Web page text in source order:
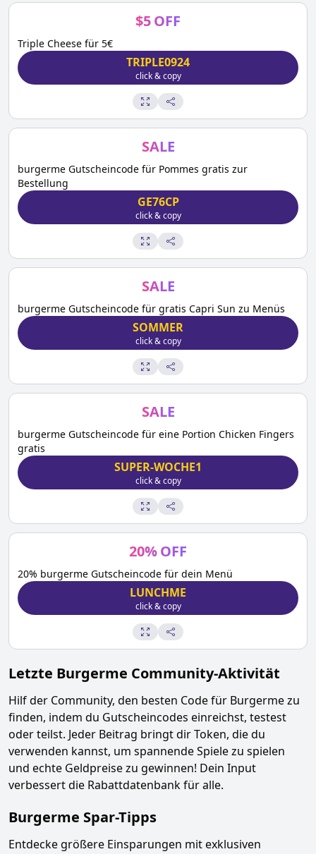
$5OFF
Triple Cheese für 5€
TRIPLE0924
click & copy
SALE
burgerme Gutscheincode für Pommes gratis zur
Bestellung
GE76CP
click & copy
SALE
burgerme Gutscheincode für gratis Capri Sun zu Menüs
SOMMER
click & copy
SALE
burgerme Gutscheincode für eine Portion Chicken Fingers
gratis
SUPER-WOCHE1
click & copy
20%OFF
20% burgerme Gutscheincode für dein Menü
LUNCHME
click & copy
Letzte Burgerme Community-Aktivität
Hilf der Community, den besten Code für Burgermezu
finden, indem du Gutscheincodes einreichst, testest
oder teilst. Jeder Beitrag bringt dir Token, die du
verwenden kannst, um spannende Spiele zu spielen
und echte Geldpreise zu gewinnen! Dein Input
verbessert die Rabattdatenbank für alle.
Burgerme Spar-Tipps
Entdecke größere Einsparungen mit exklusiven